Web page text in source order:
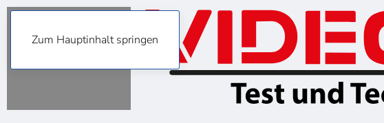
Zum Hauptinhalt springen